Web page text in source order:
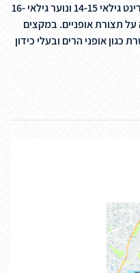
במקצי ילדים.ות גילאי 10-13, סופר ספרינט גילאי 14-15 ונוער גילאי 16-
על תצורת אופניים. במקצים
כגון אופני הרים ובעלי כידון